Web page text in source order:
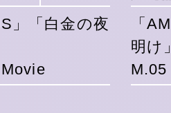
」「白金の夜
「
明け